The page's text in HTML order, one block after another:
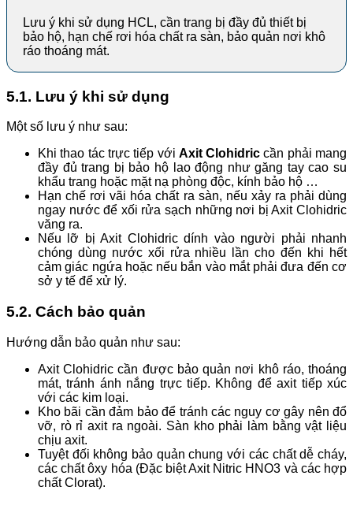
Lưu ý khi sử dụng HCL, cần trang bị đầy đủ thiết bị
bảo hộ, hạn chế rơi hóa chất ra sàn, bảo quản nơi khô
ráo thoáng mát.
5.1. Lưu ý khi sử dụng
Một số lưu ý như sau:
Khi thao tác trực tiếp với Axit Clohidric cần phải mang
đầy đủ trang bị bảo hộ lao động như găng tay cao su
khẩu trang hoặc mặt nạ phòng độc, kính bảo hộ …
Hạn chế rơi vãi hóa chất ra sàn, nếu xảy ra phải dùng
ngay nước để xối rửa sạch những nơi bị Axit Clohidric
văng ra.
Nếu lỡ bị Axit Clohidric dính vào người phải nhanh
chóng dùng nước xối rửa nhiều lần cho đến khi hết
cảm giác ngứa hoặc nếu bắn vào mắt phải đưa đến cơ
sở y tế để xử lý.
5.2. Cách bảo quản
Hướng dẫn bảo quản như sau:
Axit Clohidric cần được bảo quản nơi khô ráo, thoáng
mát, tránh ánh nắng trực tiếp. Không để axit tiếp xúc
với các kim loại.
Kho bãi cần đảm bảo để tránh các nguy cơ gây nên đổ
vỡ, rò rỉ axit ra ngoài. Sàn kho phải làm bằng vật liệu
chịu axit.
Tuyệt đối không bảo quản chung với các chất dễ cháy,
các chất ôxy hóa (Đặc biệt Axit Nitric HNO3 và các hợp
chất Clorat).